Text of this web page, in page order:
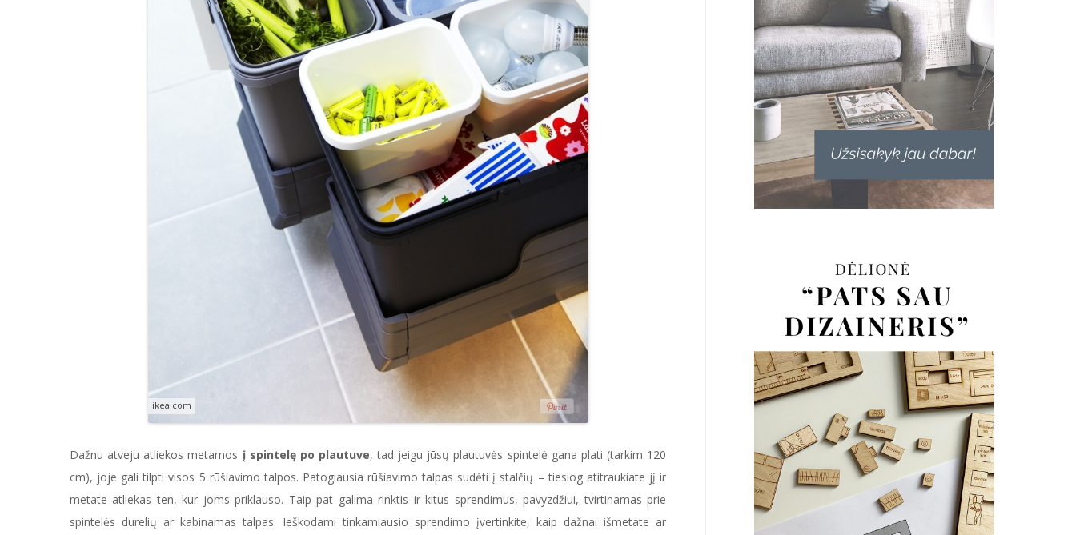
ikea.com
Dažnu atveju atliekos metamos į spintelę po plautuve, tad jeigu jūsų plautuvės spintelė gana plati (tarkim 120
cm), joje gali tilpti visos 5 rūšiavimo talpos. Patogiausia rūšiavimo talpas sudėti į stalčių – tiesiog atitraukiate jį ir
metate atliekas ten, kur joms priklauso. Taip pat galima rinktis ir kitus sprendimus, pavyzdžiui, tvirtinamas prie
spintelės durelių ar kabinamas talpas. Ieškodami tinkamiausio sprendimo įvertinkite, kaip dažnai išmetate ar